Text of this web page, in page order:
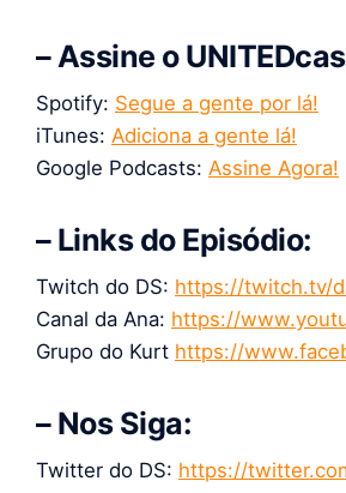
– Assine o
Spotify: Segue a gente por lá!
iTunes: Adiciona a gente lá!
Google Podcasts: Assine Agora!
– Links do Episódio:
Twitch do DS: https://twitch.tv/
Canal da Ana: https://
Grupo do Kurt https://
– Nos Siga:
Twitter do DS: https://